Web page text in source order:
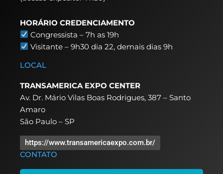
HORÁRIO CREDENCIAMENTO
Congressista – 7h as 19h
Visitante – 9h30 dia 22,demais dias 9h
LOCAL
TRANSAMERICA EXPO CENTER
Av. Dr. Mário Vilas Boas Rodrigues, 387 – Santo
Amaro
São Paulo – SP
https://www.transamericaexpo.com.br/
CONTATO